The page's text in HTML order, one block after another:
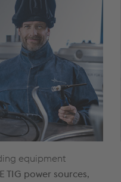
equipment
TIG power sources,